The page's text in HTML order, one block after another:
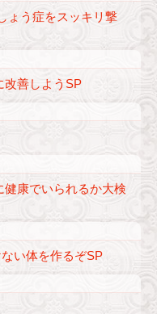
ょう症をスッキリ撃
改善しようSP
康でいられるか大検
い体を作るぞSP